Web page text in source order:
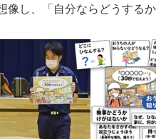
し、「自分ならどうする